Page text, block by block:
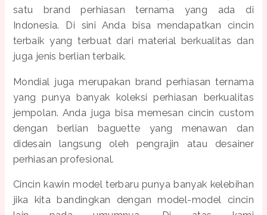
satu brand perhiasan ternama yang ada di
Indonesia. Di sini Anda bisa mendapatkan cincin
terbaik yang terbuat dari material berkualitas dan
juga jenis berlian terbaik.
Mondial juga merupakan brand perhiasan ternama
yang punya banyak koleksi perhiasan berkualitas
jempolan. Anda juga bisa memesan cincin custom
dengan berlian baguette yang menawan dan
didesain langsung oleh pengrajin atau desainer
perhiasan profesional.
Cincin kawin model terbaru punya banyak kelebihan
jika kita bandingkan dengan model-model cincin